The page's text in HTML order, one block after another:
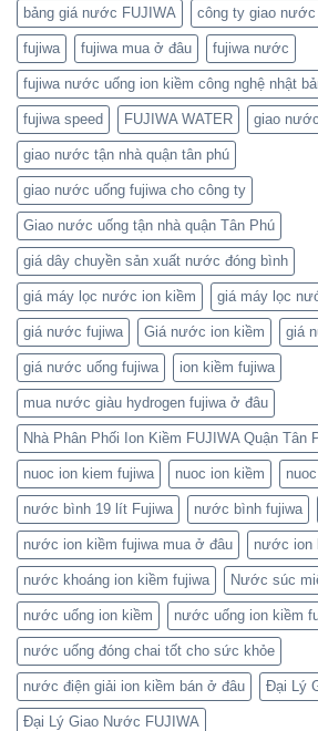
bảng giá nước FUJIWA công ty giao nước
fujiwa fujiwa mua ở đâu fujiwa nước
fujiwa nước uống ion kiềm công nghệ nhật
fujiwa speed FUJIWA WATER giao
giao nước tận nhà quận tân phú
giao nước uống fujiwa cho công ty
Giao nước uống tận nhà quận Tân Phú
giá dây chuyền sản xuất nước đóng bình
giá máy lọc nước ion kiềm giá máy lọc
giá nước fujiwa Giá nước ion kiềm giá
giá nước uống fujiwa ion kiềm fujiwa
mua nước giàu hydrogen fujiwa ở đâu
Nhà Phân Phối Ion Kiềm FUJIWA Quận Tân
nuoc ion kiem fujiwa nuoc ion kiềm
nước bình 19 lít Fujiwa nước bình fujiwa
nước ion kiềm fujiwa mua ở đâu nước ion
nước khoáng ion kiềm fujiwa Nước súc
nước uống ion kiềm nước uống ion kiềm
nước uống đóng chai tốt cho sức khỏe
nước điện giải ion kiềm bán ở đâu Đại Lý
Đại Lý Giao Nước FUJIWA